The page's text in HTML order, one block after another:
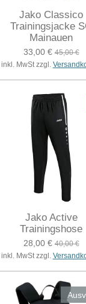
Jako Classico
Trainingsjacke
Mainauen
33,00 € 45,00 €
inkl. MwSt zzgl.
Jako Active
Trainingshose
28,00 € 40,00 €
inkl. MwSt zzgl.